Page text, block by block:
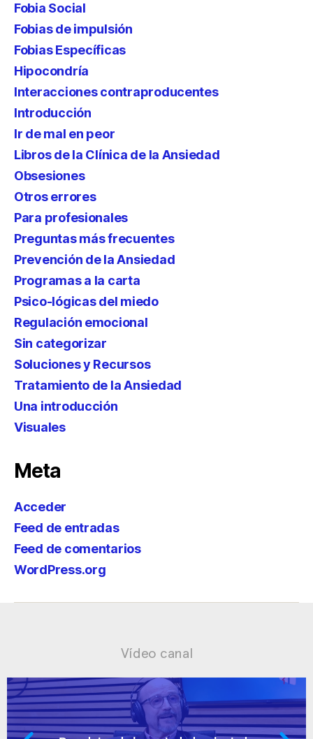
Fobia Social
Fobias de impulsión
Fobias Específicas
Hipocondría
Interacciones contraproducentes
Introducción
Ir de mal en peor
Libros de la Clínica de la Ansiedad
Obsesiones
Otros errores
Para profesionales
Preguntas más frecuentes
Prevención de la Ansiedad
Programas a la carta
Psico-lógicas del miedo
Regulación emocional
Sin categorizar
Soluciones y Recursos
Tratamiento de la Ansiedad
Una introducción
Visuales
Meta
Acceder
Feed de entradas
Feed de comentarios
WordPress.org
Vídeo canal